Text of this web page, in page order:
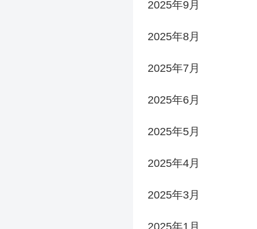
2025年9月
2025年8月
2025年7月
2025年6月
2025年5月
2025年4月
2025年3月
2025年1月